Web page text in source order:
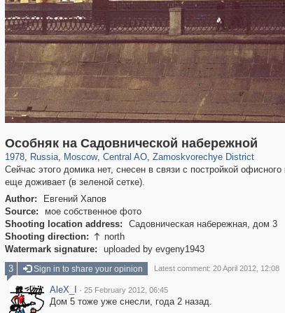
Особняк на Садовнической набережной
1978, Russia
1,406,517 29,243
, Moscow
319,780 8,286
, Central AO
159,978 5,916
, Zamoskvorechye District
6,190 211
Сейчас этого домика нет, снесен в связи с постройкой
еще доживает (в зеленой сетке).
Author:
Евгений Хапов
Source:
мое собственное фото
Shooting location address:
Садовническая набережная, дом 3
Shooting direction:  north
Watermark signature:
uploaded by evgeny1943
3 Sign in to share your opinion Latest comment: 20 April 2012, 12:08
AleX_I · 25 February 2012, 06:45
Дом 5 тоже уже снесли, года 2 назад.